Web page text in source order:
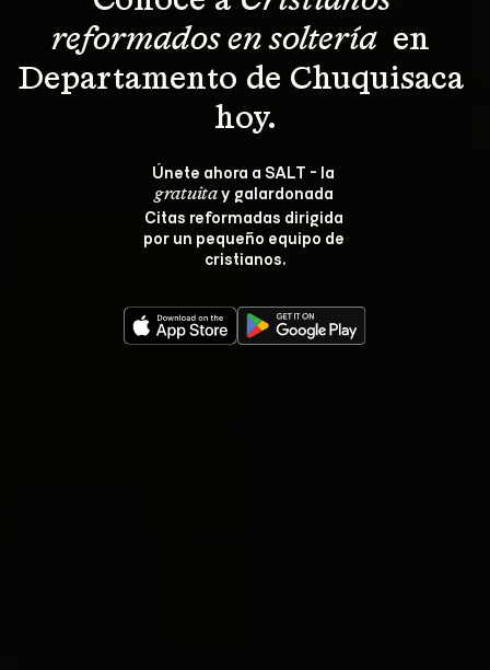
reformados en soltería en
Departamento de Chuquisaca
hoy.
Únete ahora a SALT - la
gratuita y galardonada
Citas reformadas dirigida
por un pequeño equipo de
cristianos.